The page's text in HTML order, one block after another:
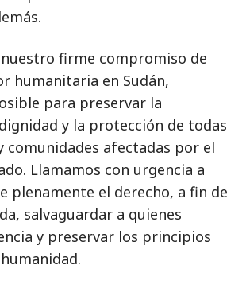
firme compromiso de
humanitaria en Sudán,
para preservar la
y la protección de todas
comunidades afectadas por el
Llamamos con urgencia a
plenamente el derecho, a fin de
salvaguardar a quienes
y preservar los principios